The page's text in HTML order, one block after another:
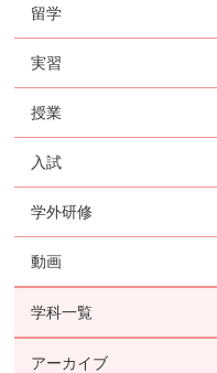
留学
実習
授業
入試
学外研修
動画
学科一覧
アーカイブ